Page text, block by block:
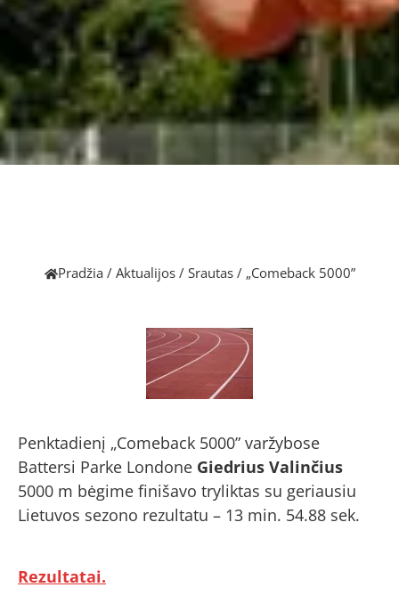
Pradžia / Aktualijos/ Srautas/ „Comeback 5000”
Penktadienį „Comeback 5000” varžybose
Battersi Parke Londone Giedrius Valinčius
5000 m bėgime finišavo tryliktas su geriausiu
Lietuvos sezono rezultatu – 13 min. 54.88 sek.
Rezultatai.